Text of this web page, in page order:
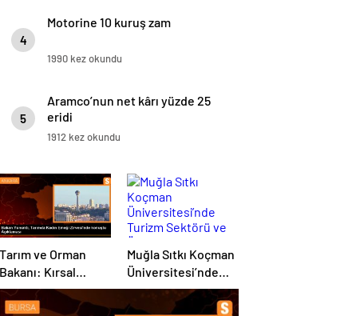
4
Motorine 10 kuruş zam
1990 kez okundu
5
Aramco’nun net kârı yüzde 25
eridi
1912 kez okundu
Tarım ve Orman
Bakanı: Kırsal
kalkınmada
gençlere ve
Muğla Sıtkı Koçman
Üniversitesi’nde
Turizm Sektörü ve
Öğrenciler Buluştu